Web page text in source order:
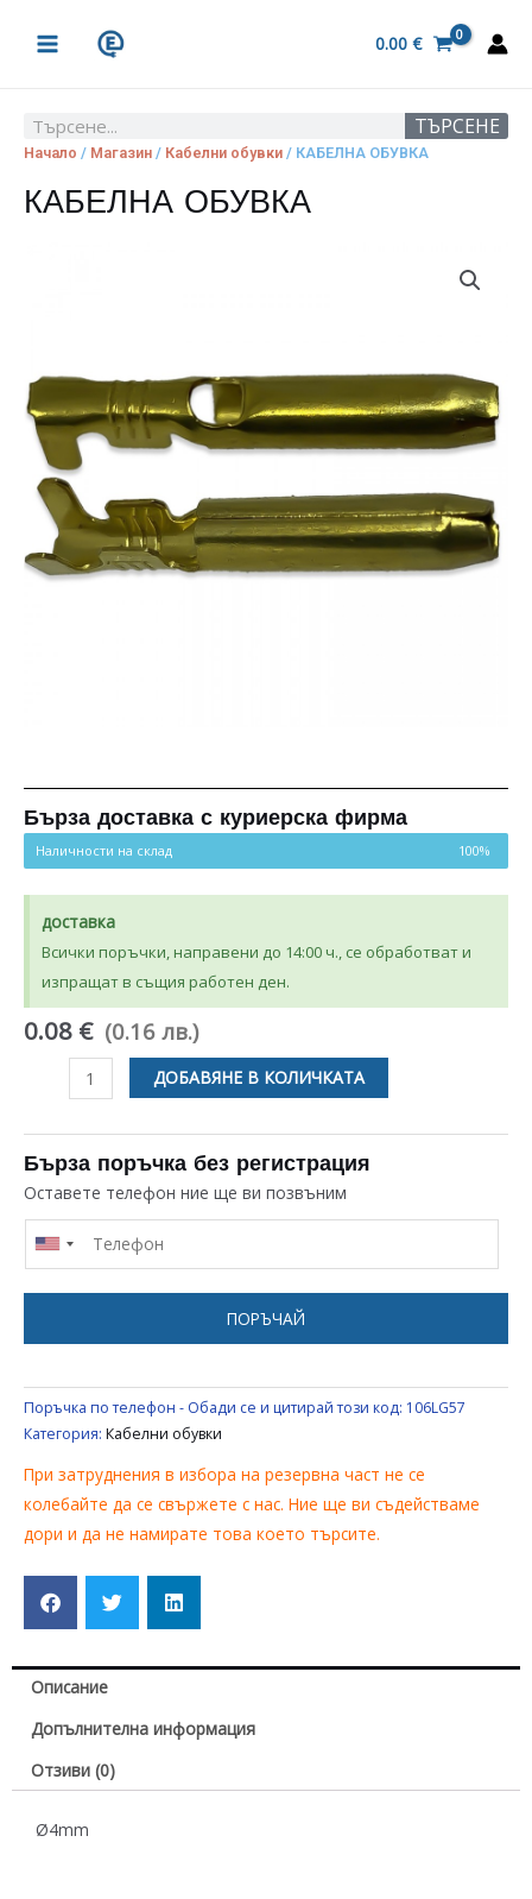
MENU
0.00 €
Search ТЪРСЕНЕ
Начало / Магазин / Кабелни обувки / КАБЕЛНА ОБУВКА
КАБЕЛНА ОБУВКА
Бърза доставка с куриерска фирма
Наличности на склад 100%
доставка
Всички поръчки, направени до 14:00 ч., се обработват и
изпращат в същия работен ден.
0.08 € (0.16 лв.)
количество
КАБЕЛНА
ОБУВКА
ДОБАВЯНЕ В КОЛИЧКАТА
Бърза поръчка без регистрация
Оставете телефон ние ще ви позвъним
ПОРЪЧАЙ
Поръчка по телефон - Обади се и цитирай този код: 106LG57
Категория: Кабелни обувки
При затруднения в избора на резервна част не се
колебайте да се свържете с нас. Ние ще ви съдействаме
дори и да не намирате това което търсите.
Описание
Допълнителна информация
Отзиви (0)
Ø4mm